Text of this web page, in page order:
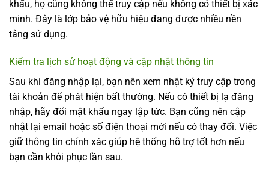
khẩu, họ cũng không thể truy cập nếu không có thiết bị xác
minh. Đây là lớp bảo vệ hữu hiệu đang được nhiều nền
tảng sử dụng.
Kiểm tra lịch sử hoạt động và cập nhật thông tin
Sau khi đăng nhập lại, bạn nên xem nhật ký truy cập trong
tài khoản để phát hiện bất thường. Nếu có thiết bị lạ đăng
nhập, hãy đổi mật khẩu ngay lập tức. Bạn cũng nên cập
nhật lại email hoặc số điện thoại mới nếu có thay đổi. Việc
giữ thông tin chính xác giúp hệ thống hỗ trợ tốt hơn nếu
bạn cần khôi phục lần sau.